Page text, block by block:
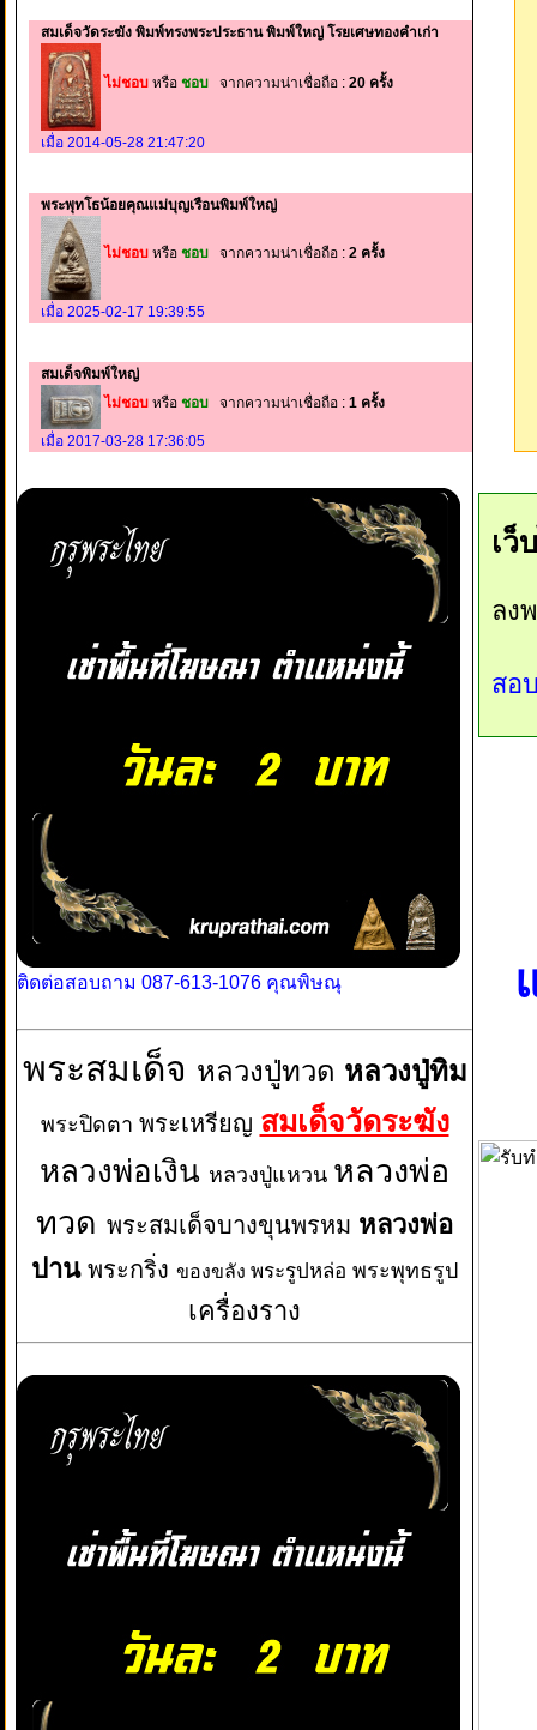
สมเด็จวัดระฆัง พิมพ์ทรงพระประธาน พิมพ์ใหญ่ โรยเศษทองคำเก่า
ไม่ชอบ หรือ ชอบ จากความน่าเชื่อถือ : 20 ครั้ง
เมื่อ 2014-05-28 21:47:20
พระพุทโธน้อยคุณแม่บุญเรือนพิมพ์ใหญ่
ไม่ชอบ หรือ ชอบ จากความน่าเชื่อถือ : 2 ครั้ง
เมื่อ 2025-02-17 19:39:55
สมเด็จพิมพ์ใหญ่
ไม่ชอบ หรือ ชอบ จากความน่าเชื่อถือ : 1 ครั้ง
เมื่อ 2017-03-28 17:36:05
ติดต่อสอบถาม 087-613-1076 คุณพิษณุ
พระสมเด็จ หลวงปู่ทวด หลวงปู่ทิม
พระปิดตา พระเหรียญ สมเด็จวัดระฆัง
หลวงพ่อเงิน หลวงปู่แหวน หลวงพ่อ
ทวด พระสมเด็จบางขุนพรหม หลวงพ่อ
ปาน พระกริ่ง ของขลัง พระรูปหล่อ พระพุทธรูป
เครื่องราง
เว็
ลง
สอ